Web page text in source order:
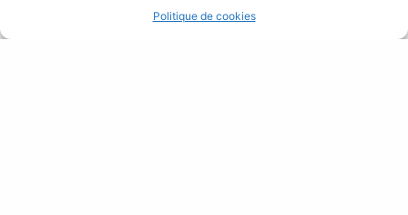
Politique de cookies